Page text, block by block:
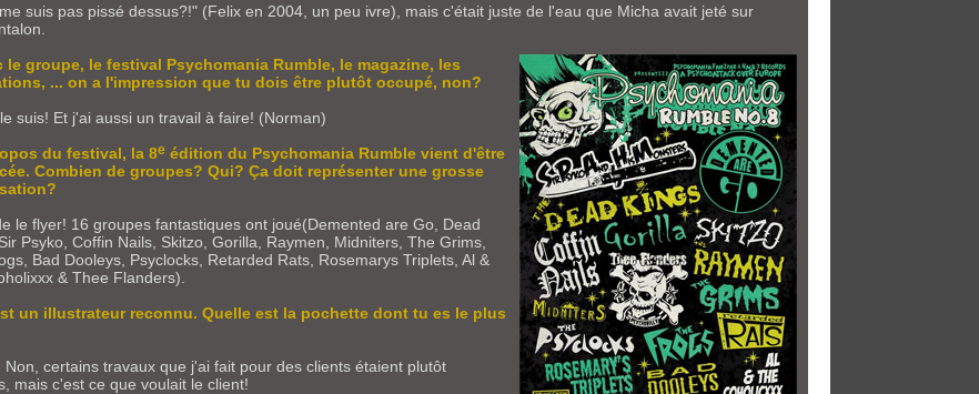
suis pas pissé dessus?!" (Felix en 2004, un peu ivre), mais c'était juste de l'eau que Micha avait jeté sur
le groupe, le festival Psychomania Rumble, le magazine, les
... on a l'impression que tu dois être plutôt occupé, non?
suis! Et j'ai aussi un travail à faire! (Norman)
du festival, la 8e édition du Psychomania Rumble vient d'être
Combien de groupes? Qui? Ça doit représenter une grosse
le flyer! 16 groupes fantastiques ont joué(Demented are Go, Dead
Psyko, Coffin Nails, Skitzo, Gorilla, Raymen, Midniters, The Grims,
Bad Dooleys, Psyclocks, Retarded Rats, Rosemarys Triplets, Al &
& Thee Flanders).
un illustrateur reconnu. Quelle est la pochette dont tu es le plus
Non, certains travaux que j'ai fait pour des clients étaient plutôt
mais c'est ce que voulait le client!